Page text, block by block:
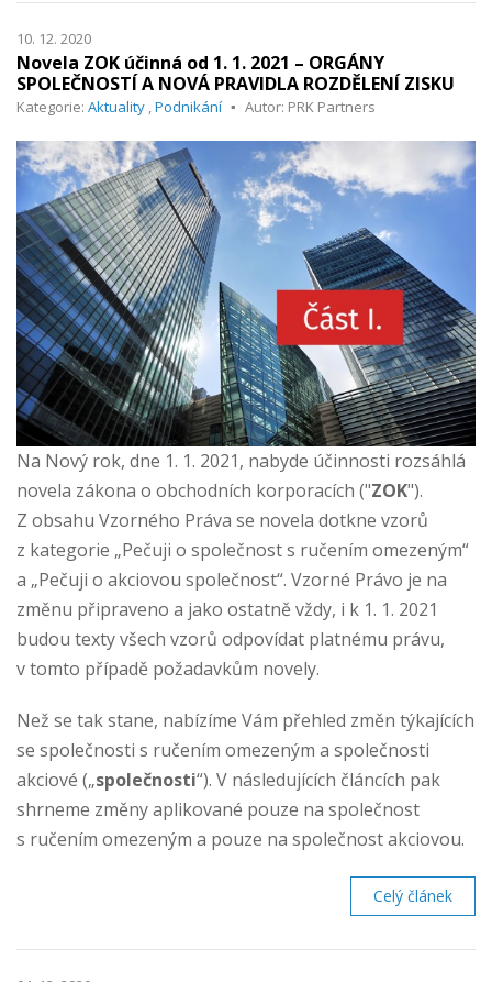
10. 12. 2020
Novela ZOK účinná od 1. 1. 2021 – ORGÁNY
SPOLEČNOSTÍ A NOVÁ PRAVIDLA ROZDĚLENÍ ZISKU
Kategorie: Aktuality ,Podnikání Autor: PRK Partners
Na Nový rok, dne 1. 1. 2021, nabyde účinnosti rozsáhlá
novela zákona o obchodních korporacích ("ZOK").
Z obsahu Vzorného Práva se novela dotkne vzorů
z kategorie „Pečuji o společnost s ručením omezeným“
a „Pečuji o akciovou společnost“. Vzorné Právo je na
změnu připraveno a jako ostatně vždy, i k 1. 1. 2021
budou texty všech vzorů odpovídat platnému právu,
v tomto případě požadavkům novely.
Než se tak stane, nabízíme Vám přehled změn týkajících
se společnosti s ručením omezeným a společnosti
akciové („společnosti“). V následujících článcích pak
shrneme změny aplikované pouze na společnost
s ručením omezeným a pouze na společnost akciovou.
Celý článek